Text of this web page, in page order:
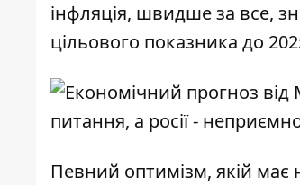
інфляція, швидше за все,
цільового показника до
Певний оптимізм, якій має